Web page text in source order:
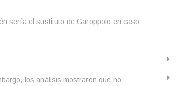
sería el sustituto de Garoppolo en caso
los análisis mostraron que no